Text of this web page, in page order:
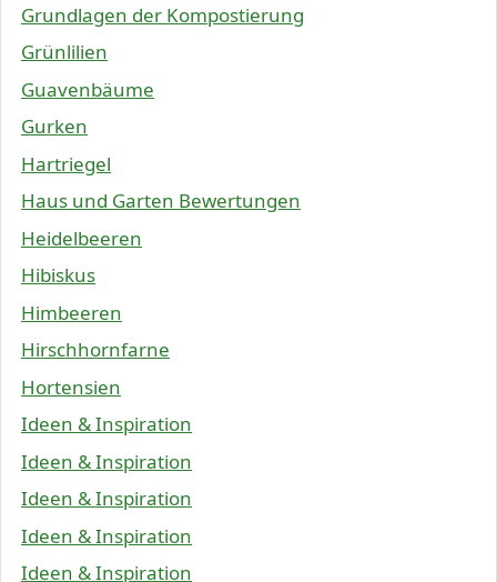
Grundlagen der Kompostierung
Grünlilien
Guavenbäume
Gurken
Hartriegel
Haus und Garten Bewertungen
Heidelbeeren
Hibiskus
Himbeeren
Hirschhornfarne
Hortensien
Ideen & Inspiration
Ideen & Inspiration
Ideen & Inspiration
Ideen & Inspiration
Ideen & Inspiration